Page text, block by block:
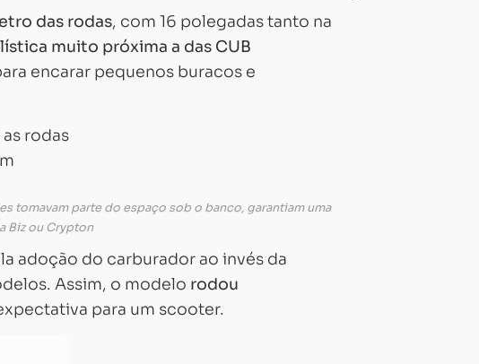
das rodas, com 16 polegadas tanto na
muito próxima a das CUB
encarar pequenos buracos e
tomavam parte do espaço sob o banco, garantiam uma
Biz ou Crypton
adoção do carburador ao invés da
Assim, o modelo rodou
para um scooter.